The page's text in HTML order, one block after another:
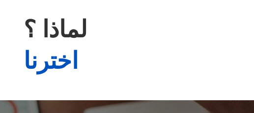
لماذا ؟
اخترنا